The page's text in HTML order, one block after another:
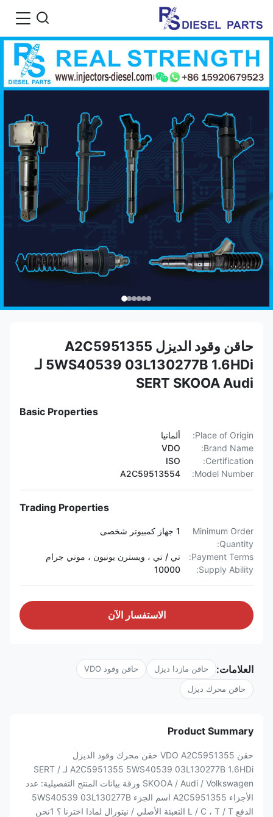
حاقن وقود الديزل A2C5951355
5WS40539 03L130277B 1.6HDi لـ
SERT SKOOA Audi
Basic Properties
Place of Origin:
ألمانيا
Brand Name:
VDO
Certification:
ISO
Model Number:
A2C59513554
Trading Properties
Minimum Order
Quantity:
1 جهاز كمبيوتر شخصى
Payment Terms:
تي / تي ، ويسترن يونيون ، موني جرام
Supply Ability:
10000
الاستفسار الآن
العلامات: حاقن مازدا ديزل حاقن وقود VDO
حاقن محرك ديزل
Product Summary
حقن VDO A2C5951355 حقن محرك وقود الديزل
A2C5951355 5WS40539 03L130277B 1.6HDi لـ SERT /
SKOOA / Audi / Volkswagen ورقة بيانات المنتج التفصيلية: عدد
الأجزاء A2C5951355 اسم الجزء 5WS40539 03L130277B
الدفع L / C ، T / T التعبئة الأصلي / نيتورال لماذا اخترنا ؟ 1نحن